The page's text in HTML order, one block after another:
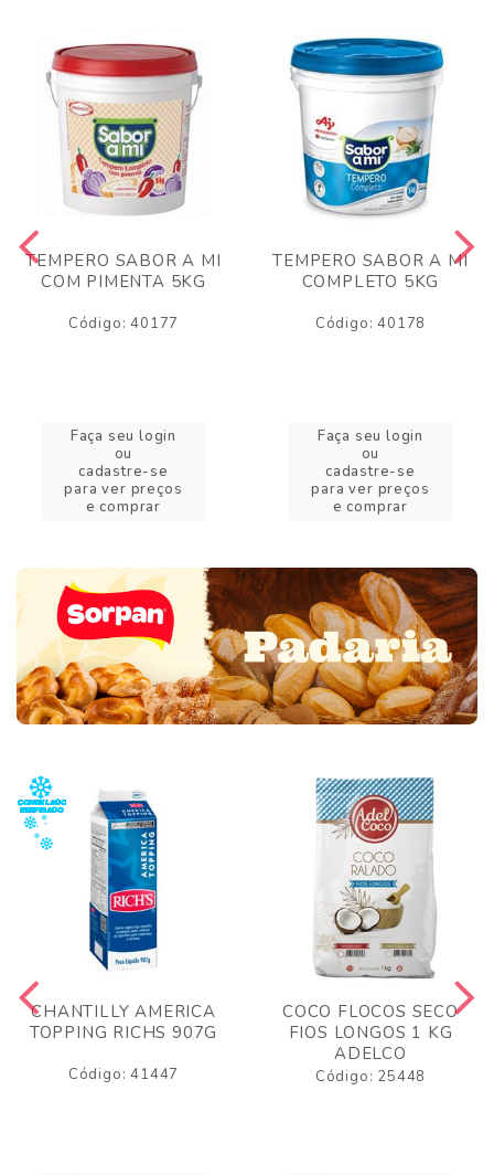
TEMPERO SABOR A MI
COM PIMENTA 5KG
Código: 40177
Faça seu login
ou
cadastre-se
para ver preços
e comprar
TEMPERO SABOR A MI
COMPLETO 5KG
Código: 40178
Faça seu login
ou
cadastre-se
para ver preços
e comprar
CHANTILLY AMERICA
TOPPING RICHS 907G
Código: 41447
COCO FLOCOS SECO
FIOS LONGOS 1 KG
ADELCO
Código: 25448